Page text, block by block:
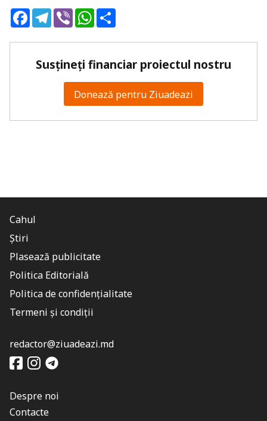
FacebookTelegram
ViberWhatsApp
Susțineți financiar proiectul nostru
Donează pentru Ziuadeazi
Cahul
Știri
Plasează publicitate
Politica Editorială
Politica de confidențialitate
Termeni și condiții
redactor@ziuadeazi.md
Despre noi
Contacte